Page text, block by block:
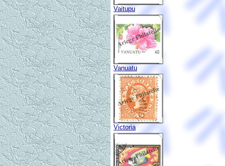
Vaitupu
Vanuatu
Victoria